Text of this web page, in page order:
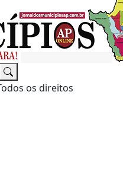
os direitos